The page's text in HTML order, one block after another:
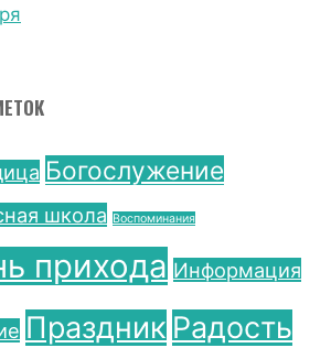
Богослужение
школа Воспоминания
прихода Информация
Праздник Радость